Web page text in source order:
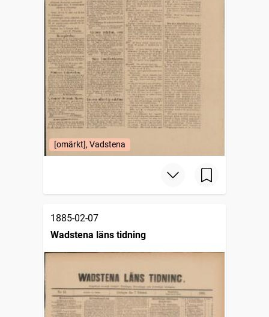
[omärkt], Vadstena
1885-02-07
Wadstena läns tidning